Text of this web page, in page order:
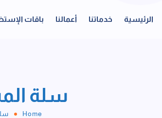
الرئيسية خدماتنا أعمالنا باقات
سلة
Home